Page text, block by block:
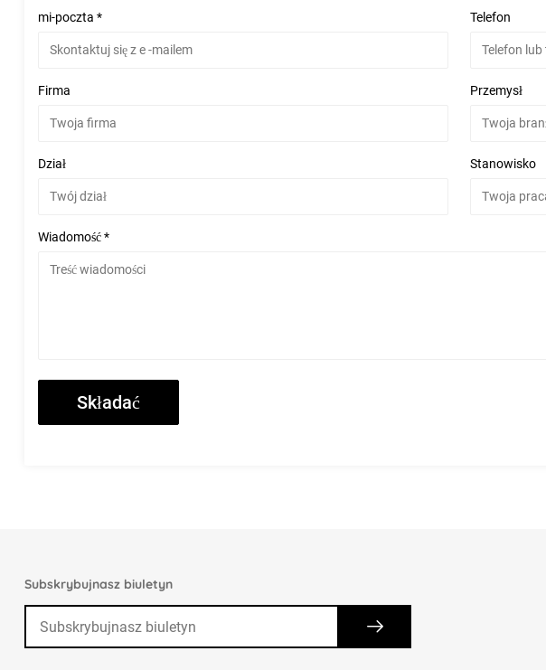
mi-poczta * Telefon
Firma Przemysł
Dział Stanowisko
Wiadomość *
Subskrybujnasz biuletyn